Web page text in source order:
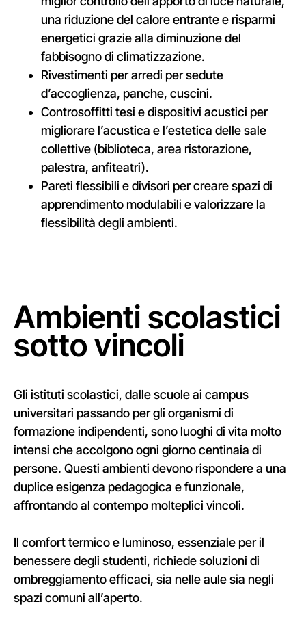
una riduzione del calore entrante e risparmi
energetici grazie alla diminuzione del
fabbisogno di climatizzazione.
Rivestimenti per arredi per sedute
d’accoglienza, panche, cuscini.
Controsoffitti tesi e dispositivi acustici per
migliorare l’acustica e l’estetica delle sale
collettive (biblioteca, area ristorazione,
palestra, anfiteatri).
Pareti flessibili e divisori per creare spazi di
apprendimento modulabili e valorizzare la
flessibilità degli ambienti.
Ambienti scolastici
sotto vincoli
Gli istituti scolastici, dalle scuole ai campus
universitari passando per gli organismi di
formazione indipendenti, sono luoghi di vita molto
intensi che accolgono ogni giorno centinaia di
persone. Questi ambienti devono rispondere a una
duplice esigenza pedagogica e funzionale,
affrontando al contempo molteplici vincoli.
Il comfort termico e luminoso, essenziale per il
benessere degli studenti, richiede soluzioni di
ombreggiamento efficaci, sia nelle aule sia negli
spazi comuni all’aperto.